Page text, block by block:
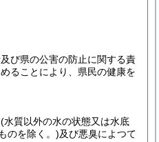
び県の公害の防止に関する責
ることにより、県民の健康を
(水質以外の水の状態又は水底
のを除く。)及び悪臭によつて